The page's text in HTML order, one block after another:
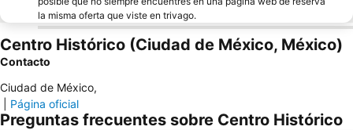
la misma oferta que viste en trivago.
Centro Histórico (Ciudad de México, México)
Contacto
Ciudad de México,
Página oficial
Preguntas frecuentes sobre Centro Histórico